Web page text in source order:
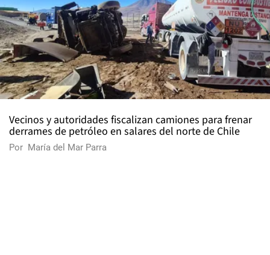
Vecinos y autoridades fiscalizan camiones para frenar
derrames de petróleo en salares del norte de Chile
Por María del Mar Parra